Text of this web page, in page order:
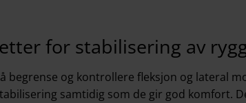
for stabilisering av
begrense og kontrollere fleksjon og lateral
samtidig som de gir god komfort.